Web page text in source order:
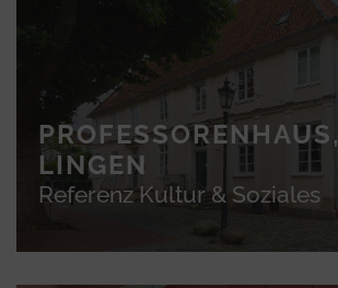
PROFESSORENHAUS,
LINGEN
Referenz Kultur & Soziales